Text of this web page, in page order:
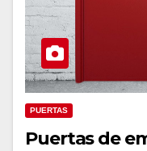
PUERTAS
Puertas de